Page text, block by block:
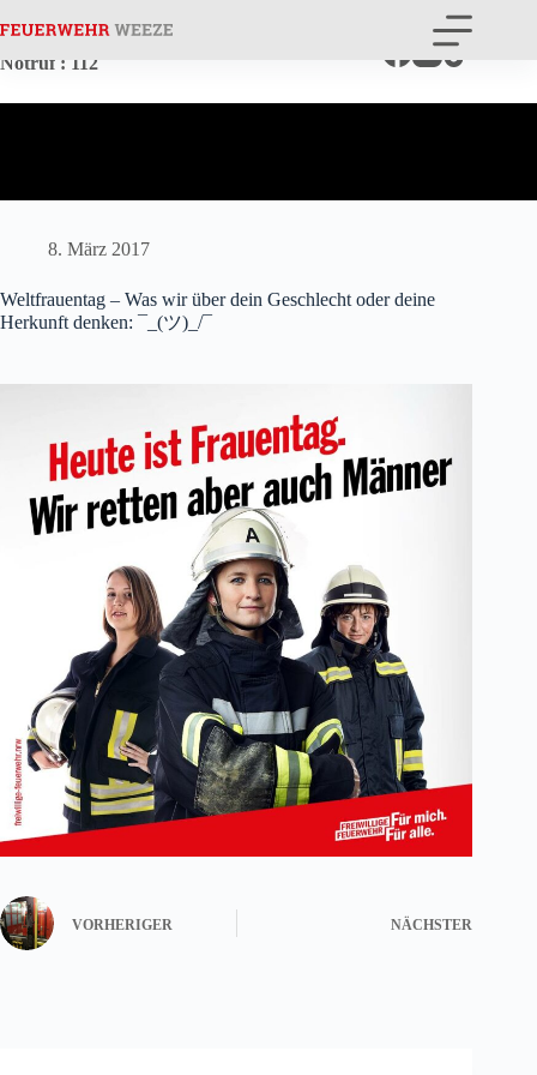
Inhalt
Notruf : 112
8. März 2017
Weltfrauentag – Was wir über dein Geschlecht oder deine
Herkunft denken: ¯_(ツ)_/¯
VORHERIGER NÄCHSTER